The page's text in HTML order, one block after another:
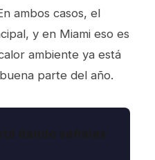
ambos casos, el
y en Miami eso es
ambiente ya está
parte del año.